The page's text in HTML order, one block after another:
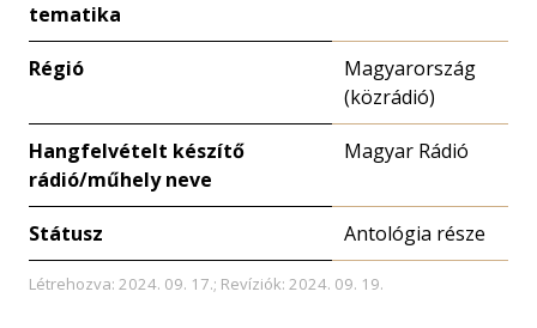
tematika
Régió
Magyarország
(közrádió)
Hangfelvételt készítő
rádió/műhely neve
Magyar Rádió
Státusz Antológia része
Létrehozva: 2024. 09. 17.; Revíziók: 2024. 09. 19.